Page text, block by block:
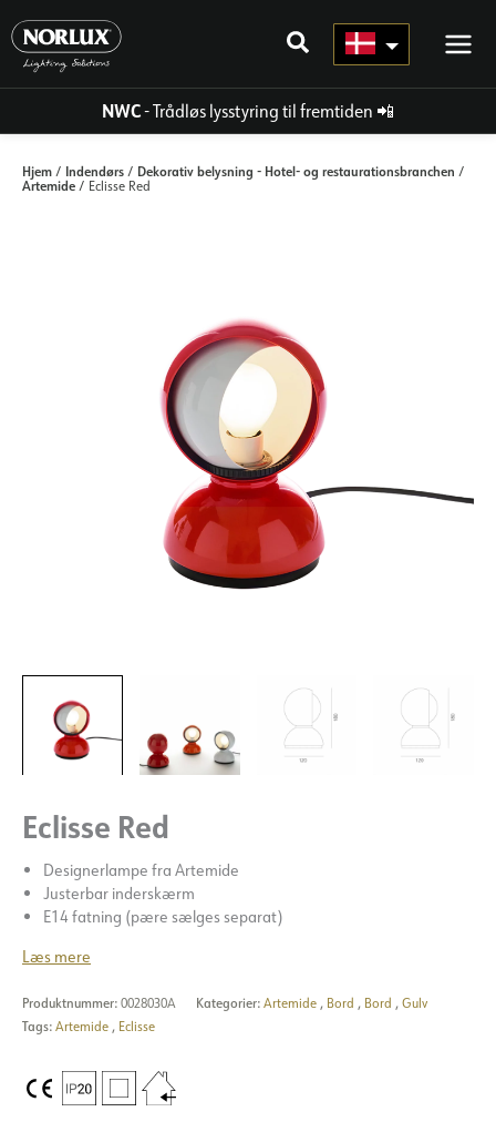
indhold
NWC- Trådløs lysstyring til fremtiden 📲
Hjem / Indendørs / Dekorativ belysning - Hotel- og restaurationsbranchen /
Artemide / Eclisse Red
Eclisse Red
Designerlampe fra Artemide
Justerbar inderskærm
E14 fatning (pære sælges separat)
Læs mere
Produktnummer: 0028030A Kategorier: Artemide , Bord , Bord , Gulv
Tags: Artemide , Eclisse